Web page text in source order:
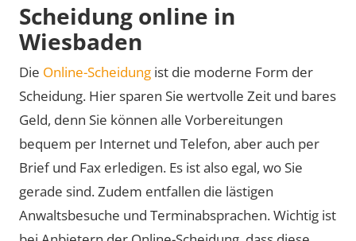
Scheidung online in
Wiesbaden
Die Online-Scheidung ist die moderne Form der
Scheidung. Hier sparen Sie wertvolle Zeit und bares
Geld, denn Sie können alle Vorbereitungen
bequem per Internet und Telefon, aber auch per
Brief und Fax erledigen. Es ist also egal, wo Sie
gerade sind. Zudem entfallen die lästigen
Anwaltsbesuche und Terminabsprachen. Wichtig ist